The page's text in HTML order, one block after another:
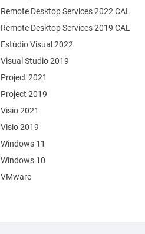
Remote Desktop Services 2022 CAL
Remote Desktop Services 2019 CAL
Estúdio Visual 2022
Visual Studio 2019
Project 2021
Project 2019
Visio 2021
Visio 2019
Windows 11
Windows 10
VMware